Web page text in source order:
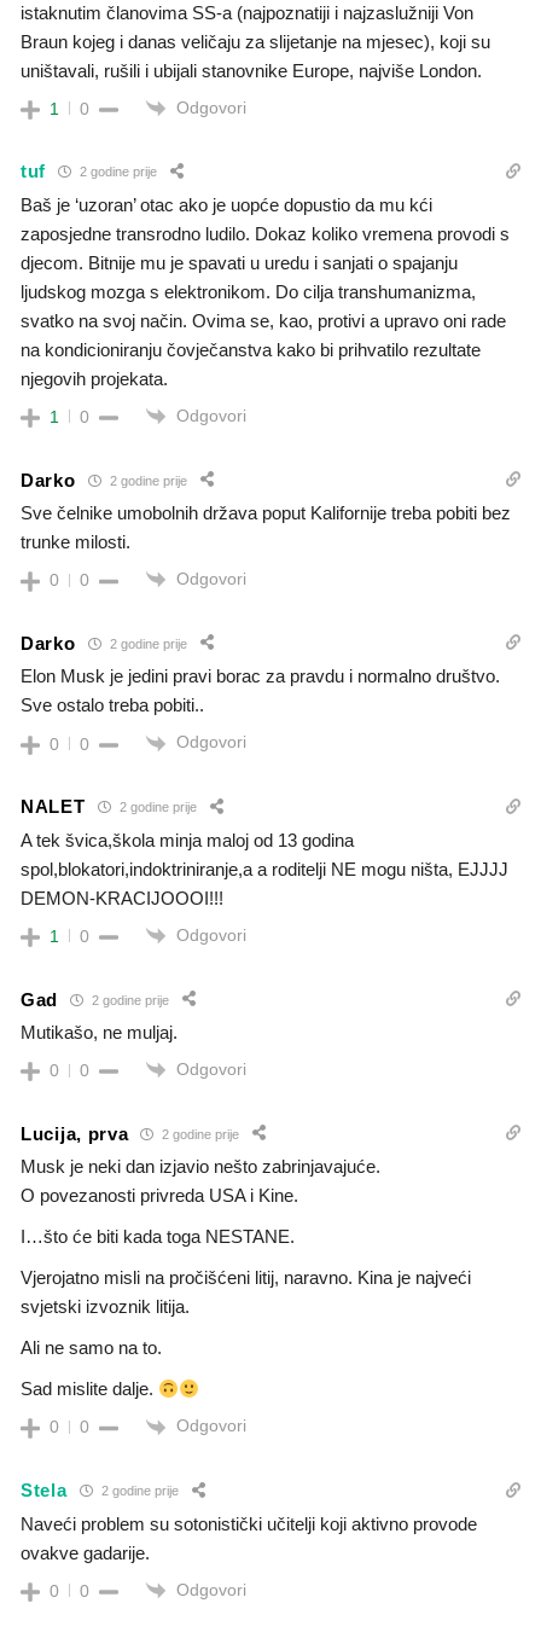
istaknutim članovima SS-a (najpoznatiji i najzaslužniji Von
Braun kojeg i danas veličaju za slijetanje na mjesec), koji su
uništavali, rušili i ubijali stanovnike Europe, najviše London.
1 0 Odgovori
tuf 2 godine prije
Baš je ‘uzoran’ otac ako je uopće dopustio da mu kći
zaposjedne transrodno ludilo. Dokaz koliko vremena provodi s
djecom. Bitnije mu je spavati u uredu i sanjati o spajanju
ljudskog mozga s elektronikom. Do cilja transhumanizma,
svatko na svoj način. Ovima se, kao, protivi a upravo oni rade
na kondicioniranju čovječanstva kako bi prihvatilo rezultate
njegovih projekata.
1 0 Odgovori
Darko 2 godine prije
Sve čelnike umobolnih država poput Kalifornije treba pobiti bez
trunke milosti.
0 0 Odgovori
Darko 2 godine prije
Elon Musk je jedini pravi borac za pravdu i normalno društvo.
Sve ostalo treba pobiti..
0 0 Odgovori
NALET 2 godine prije
A tek švica,škola minja maloj od 13 godina
spol,blokatori,indoktriniranje,a a roditelji NE mogu ništa, EJJJJ
DEMON-KRACIJOOOI!!!
1 0 Odgovori
Gad 2 godine prije
Mutikašo, ne muljaj.
0 0 Odgovori
Lucija, prva 2 godine prije
Musk je neki dan izjavio nešto zabrinjavajuće.
O povezanosti privreda USA i Kine.
I…što će biti kada toga NESTANE.
Vjerojatno misli na pročišćeni litij, naravno. Kina je najveći
svjetski izvoznik litija.
Ali ne samo na to.
Sad mislite dalje.
0 0 Odgovori
Stela 2 godine prije
Naveći problem su sotonistički učitelji koji aktivno provode
ovakve gadarije.
0 0 Odgovori